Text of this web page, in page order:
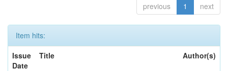
previous 1 next
Item hits:
Issue
Date
Title Author(s)